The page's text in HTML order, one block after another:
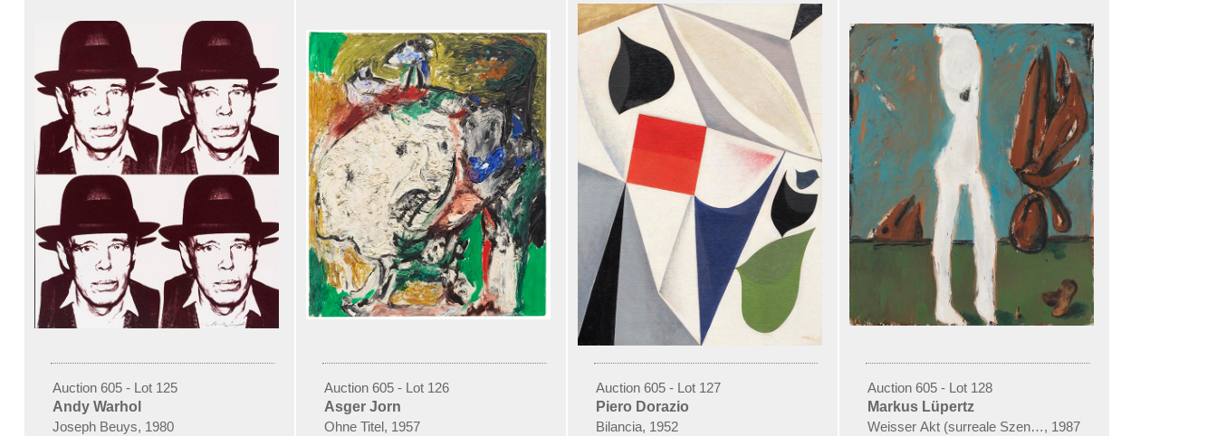
Auction 605 - Lot 125
Andy Warhol
Joseph Beuys, 1980
Auction 605 - Lot 126
Asger Jorn
Ohne Titel, 1957
Auction 605 - Lot 127
Piero Dorazio
Bilancia, 1952
Auction 605 - Lot 128
Markus Lüpertz
Weisser Akt (surreale Szene I), 1987